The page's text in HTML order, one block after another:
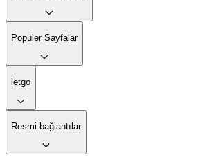
Popüler Sayfalar
letgo
Resmi bağlantılar